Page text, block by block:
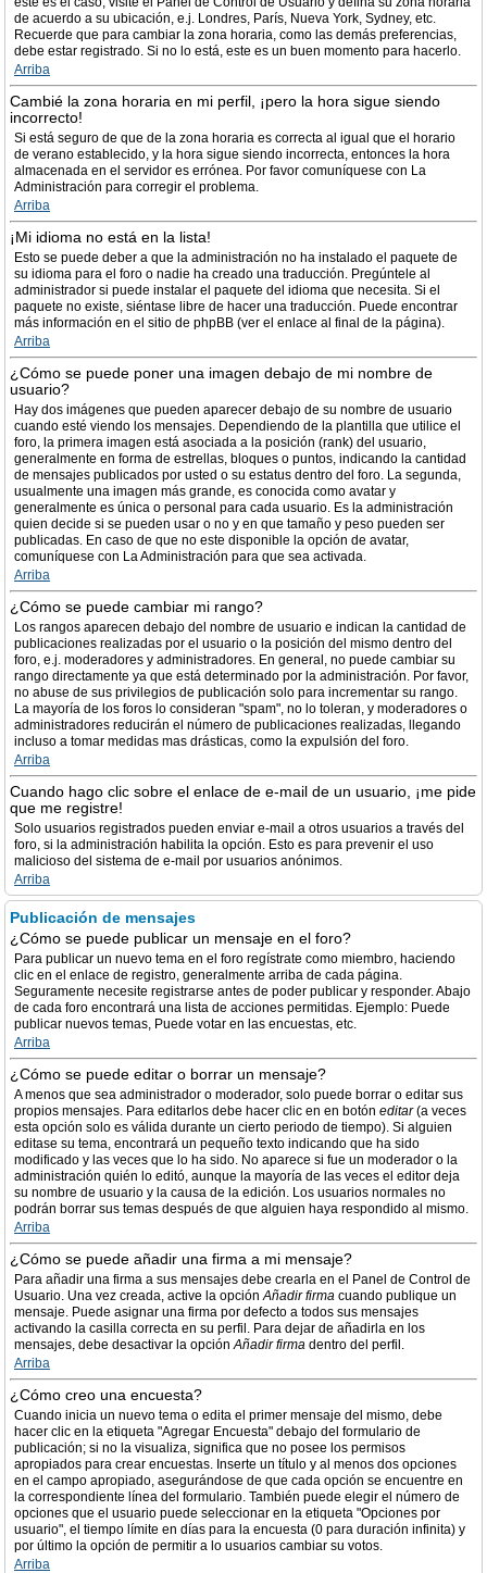
de acuerdo a su ubicación, e.j. Londres, París, Nueva York, Sydney, etc.
Recuerde que para cambiar la zona horaria, como las demás preferencias,
debe estar registrado. Si no lo está, este es un buen momento para hacerlo.
Arriba
Cambié la zona horaria en mi perfil, ¡pero la hora sigue siendo
incorrecto!
Si está seguro de que de la zona horaria es correcta al igual que el horario
de verano establecido, y la hora sigue siendo incorrecta, entonces la hora
almacenada en el servidor es errónea. Por favor comuníquese con La
Administración para corregir el problema.
Arriba
¡Mi idioma no está en la lista!
Esto se puede deber a que la administración no ha instalado el paquete de
su idioma para el foro o nadie ha creado una traducción. Pregúntele al
administrador si puede instalar el paquete del idioma que necesita. Si el
paquete no existe, siéntase libre de hacer una traducción. Puede encontrar
más información en el sitio de phpBB (ver el enlace al final de la página).
Arriba
¿Cómo se puede poner una imagen debajo de mi nombre de
usuario?
Hay dos imágenes que pueden aparecer debajo de su nombre de usuario
cuando esté viendo los mensajes. Dependiendo de la plantilla que utilice el
foro, la primera imagen está asociada a la posición (rank) del usuario,
generalmente en forma de estrellas, bloques o puntos, indicando la cantidad
de mensajes publicados por usted o su estatus dentro del foro. La segunda,
usualmente una imagen más grande, es conocida como avatar y
generalmente es única o personal para cada usuario. Es la administración
quien decide si se pueden usar o no y en que tamaño y peso pueden ser
publicadas. En caso de que no este disponible la opción de avatar,
comuníquese con La Administración para que sea activada.
Arriba
¿Cómo se puede cambiar mi rango?
Los rangos aparecen debajo del nombre de usuario e indican la cantidad de
publicaciones realizadas por el usuario o la posición del mismo dentro del
foro, e.j. moderadores y administradores. En general, no puede cambiar su
rango directamente ya que está determinado por la administración. Por favor,
no abuse de sus privilegios de publicación solo para incrementar su rango.
La mayoría de los foros lo consideran "spam", no lo toleran, y moderadores o
administradores reducirán el número de publicaciones realizadas, llegando
incluso a tomar medidas mas drásticas, como la expulsión del foro.
Arriba
Cuando hago clic sobre el enlace de e-mail de un usuario, ¡me pide
que me registre!
Solo usuarios registrados pueden enviar e-mail a otros usuarios a través del
foro, si la administración habilita la opción. Esto es para prevenir el uso
malicioso del sistema de e-mail por usuarios anónimos.
Arriba
Publicación de mensajes
¿Cómo se puede publicar un mensaje en el foro?
Para publicar un nuevo tema en el foro regístrate como miembro, haciendo
clic en el enlace de registro, generalmente arriba de cada página.
Seguramente necesite registrarse antes de poder publicar y responder. Abajo
de cada foro encontrará una lista de acciones permitidas. Ejemplo: Puede
publicar nuevos temas, Puede votar en las encuestas, etc.
Arriba
¿Cómo se puede editar o borrar un mensaje?
A menos que sea administrador o moderador, solo puede borrar o editar sus
propios mensajes. Para editarlos debe hacer clic en en botón editar(a veces
esta opción solo es válida durante un cierto periodo de tiempo). Si alguien
editase su tema, encontrará un pequeño texto indicando que ha sido
modificado y las veces que lo ha sido. No aparece si fue un moderador o la
administración quién lo editó, aunque la mayoría de las veces el editor deja
su nombre de usuario y la causa de la edición. Los usuarios normales no
podrán borrar sus temas después de que alguien haya respondido al mismo.
Arriba
¿Cómo se puede añadir una firma a mi mensaje?
Para añadir una firma a sus mensajes debe crearla en el Panel de Control de
Usuario. Una vez creada, active la opciónAñadir firma cuando publique un
mensaje. Puede asignar una firma por defecto a todos sus mensajes
activando la casilla correcta en su perfil. Para dejar de añadirla en los
mensajes, debe desactivar la opciónAñadir firma dentro del perfil.
Arriba
¿Cómo creo una encuesta?
Cuando inicia un nuevo tema o edita el primer mensaje del mismo, debe
hacer clic en la etiqueta "Agregar Encuesta" debajo del formulario de
publicación; si no la visualiza, significa que no posee los permisos
apropiados para crear encuestas. Inserte un título y al menos dos opciones
en el campo apropiado, asegurándose de que cada opción se encuentre en
la correspondiente línea del formulario. También puede elegir el número de
opciones que el usuario puede seleccionar en la etiqueta "Opciones por
usuario", el tiempo límite en días para la encuesta (0 para duración infinita) y
por último la opción de permitir a lo usuarios cambiar su votos.
Arriba